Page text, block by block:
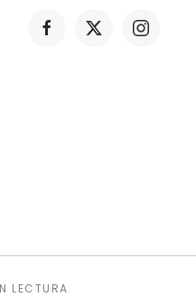
LECTURA